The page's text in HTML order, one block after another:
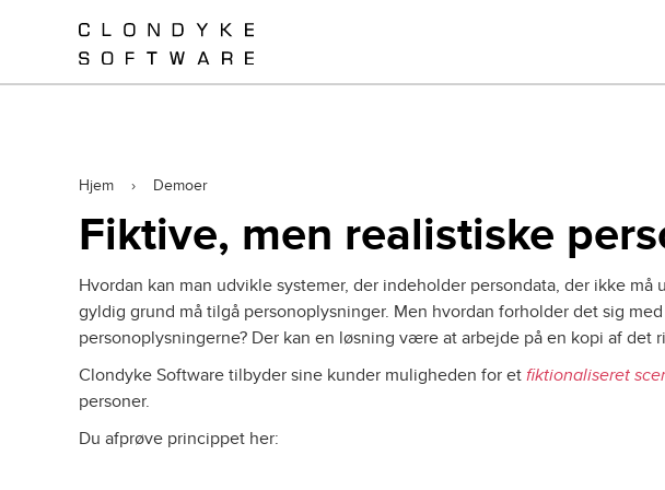
hovedindhold
Brødkrumme
Hjem Demoer
Fiktive, men realistiske
Hvordan kan man udvikle systemer, der indeholder persondata, der ikke
gyldig grund må tilgå personoplysninger. Men hvordan forholder det sig
personoplysningerne? Der kan en løsning være at arbejde på en kopi af
Clondyke Software tilbyder sine kunder muligheden for etfiktionaliseret
personer.
Du afprøve princippet her: